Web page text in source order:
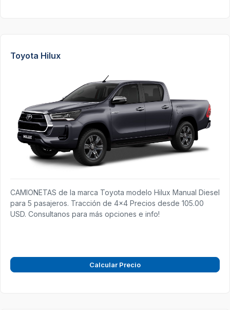
Toyota Hilux
CAMIONETAS de la marca Toyota modelo Hilux Manual Diesel
para 5 pasajeros. Tracción de 4x4 Precios desde 105.00
USD. Consultanos para más opciones e info!
Calcular Precio